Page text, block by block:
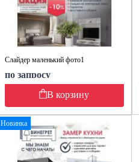
Слайдер маленький фото1
по запросу
В корзину
Новинка